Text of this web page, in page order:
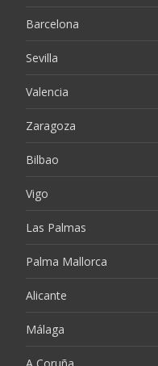
Barcelona
Sevilla
Valencia
Zaragoza
Bilbao
Vigo
Las Palmas
Palma Mallorca
Alicante
Málaga